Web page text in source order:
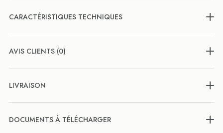
CARACTÉRISTIQUES TECHNIQUES
AVIS CLIENTS (0)
LIVRAISON
DOCUMENTS À TÉLÉCHARGER